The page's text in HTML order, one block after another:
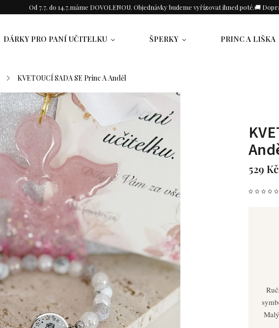
Od 7.7. do 14.7.máme DOVOLENOU. Objednávky budeme vyřízovat ihned poté.🚚
DÁRKY PRO PANÍ UČITELKU ŠPERKY PRINC A LIŠKA
/ KVETOUCÍ SADA SE Princ A Anděl
529 Kč